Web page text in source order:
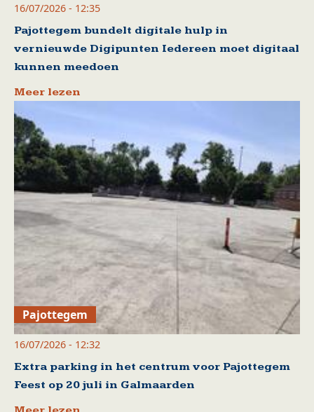
16/07/2026 - 12:35
Pajottegem bundelt digitale hulp in
vernieuwde Digipunten Iedereen moet digitaal
kunnen meedoen
Meer lezen
Pajottegem
16/07/2026 - 12:32
Extra parking in het centrum voor Pajottegem
Feest op 20 juli in Galmaarden